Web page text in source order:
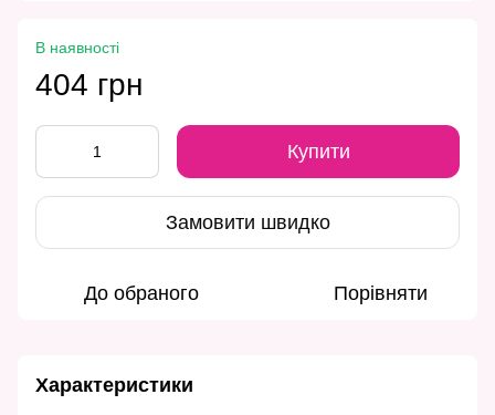
В наявності
404 грн
Купити
Замовити швидко
До обраного Порівняти
Характеристики